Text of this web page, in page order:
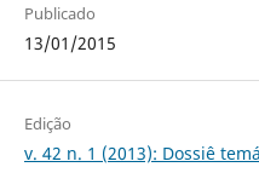
Publicado
13/01/2015
Edição
v. 42 n. 1 (2013): Dossiê